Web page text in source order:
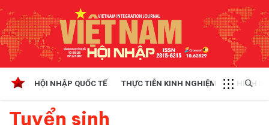
HỘI NHẬP QUỐC TẾ THỰC TIỄN KINH NGHIỆM CHÍNH
Tuyển sinh